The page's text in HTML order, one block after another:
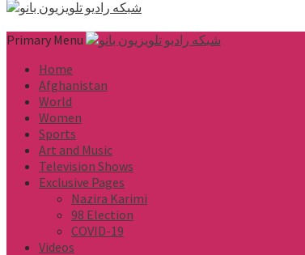
Primary Menu
Home
Afghanistan
World
Women
Sports
Art and Music
Television Shows
Exclusive Pages
Nazira Karimi
98 Election
COVID-19
Videos